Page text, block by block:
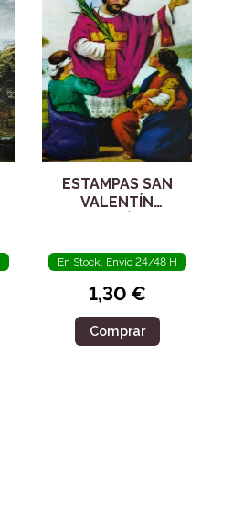
ESTAMPAS SAN
VALENTÍN
En Stock. Envío 24/48 H
1,30 €
Comprar